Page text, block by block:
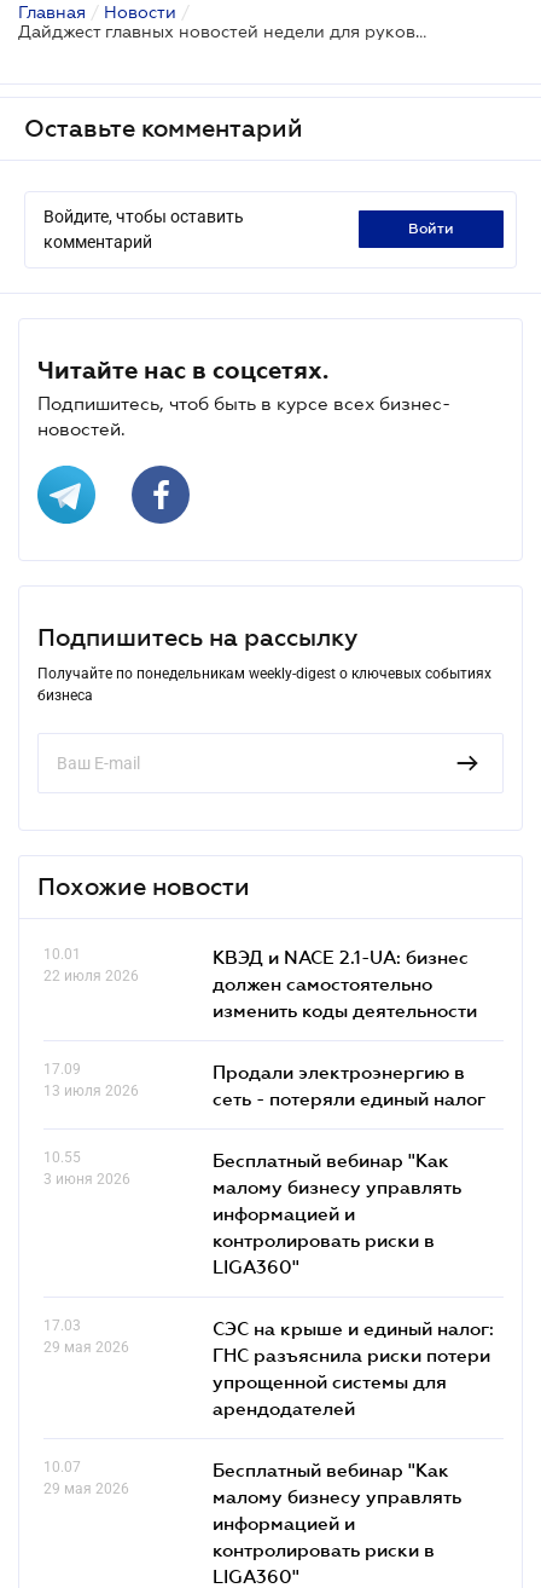
Главная / Новости /
Дайджест главных новостей недели для руководителей
Оставьте комментарий
Войдите, чтобы оставить
комментарий
войти
Читайте нас в соцсетях.
Подпишитесь, чтоб быть в курсе всех бизнес-
новостей.
Подпишитесь на рассылку
Получайте по понедельникам weekly-digest о ключевых событиях
бизнеса
Похожие новости
10.01
22 июля 2026
КВЭД и NACE 2.1-UA: бизнес
должен самостоятельно
изменить коды деятельности
17.09
13 июля 2026
Продали электроэнергию в
сеть - потеряли единый налог
10.55
3 июня 2026
Бесплатный вебинар "Как
малому бизнесу управлять
информацией и
контролировать риски в
LIGA360"
17.03
29 мая 2026
СЭС на крыше и единый налог:
ГНС разъяснила риски потери
упрощенной системы для
арендодателей
10.07
29 мая 2026
Бесплатный вебинар "Как
малому бизнесу управлять
информацией и
контролировать риски в
LIGA360"